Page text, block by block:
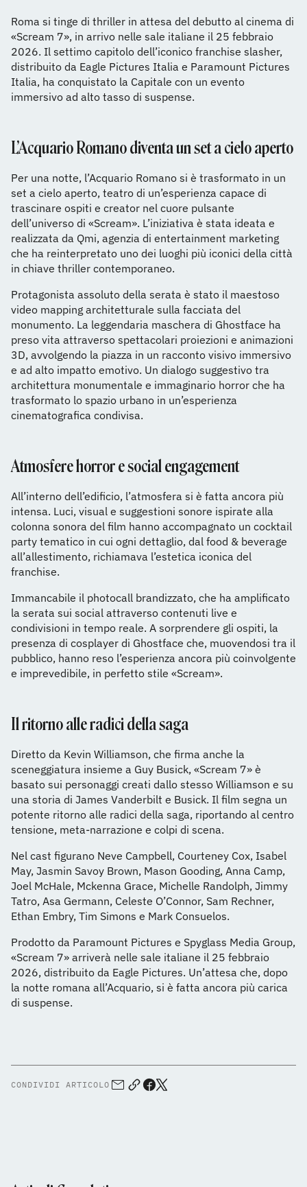
Roma si tinge di thriller in attesa del debutto al cinema di
«Scream 7», in arrivo nelle sale italiane il 25 febbraio
2026. Il settimo capitolo dell’iconico franchise slasher,
distribuito da Eagle Pictures Italia e Paramount Pictures
Italia, ha conquistato la Capitale con un evento
immersivo ad alto tasso di suspense.
L’Acquario Romano diventa un set a cielo aperto
Per una notte, l’Acquario Romano si è trasformato in un
set a cielo aperto, teatro di un’esperienza capace di
trascinare ospiti e creator nel cuore pulsante
dell’universo di «Scream». L’iniziativa è stata ideata e
realizzata da Qmi, agenzia di entertainment marketing
che ha reinterpretato uno dei luoghi più iconici della città
in chiave thriller contemporaneo.
Protagonista assoluto della serata è stato il maestoso
video mapping architetturale sulla facciata del
monumento. La leggendaria maschera di Ghostface ha
preso vita attraverso spettacolari proiezioni e animazioni
3D, avvolgendo la piazza in un racconto visivo immersivo
e ad alto impatto emotivo. Un dialogo suggestivo tra
architettura monumentale e immaginario horror che ha
trasformato lo spazio urbano in un’esperienza
cinematografica condivisa.
Atmosfere horror e social engagement
All’interno dell’edificio, l’atmosfera si è fatta ancora più
intensa. Luci, visual e suggestioni sonore ispirate alla
colonna sonora del film hanno accompagnato un cocktail
party tematico in cui ogni dettaglio, dal food & beverage
all’allestimento, richiamava l’estetica iconica del
franchise.
Immancabile il photocall brandizzato, che ha amplificato
la serata sui social attraverso contenuti live e
condivisioni in tempo reale. A sorprendere gli ospiti, la
presenza di cosplayer di Ghostface che, muovendosi tra il
pubblico, hanno reso l’esperienza ancora più coinvolgente
e imprevedibile, in perfetto stile «Scream».
Il ritorno alle radici della saga
Diretto da Kevin Williamson, che firma anche la
sceneggiatura insieme a Guy Busick, «Scream 7» è
basato sui personaggi creati dallo stesso Williamson e su
una storia di James Vanderbilt e Busick. Il film segna un
potente ritorno alle radici della saga, riportando al centro
tensione, meta-narrazione e colpi di scena.
Nel cast figurano Neve Campbell, Courteney Cox, Isabel
May, Jasmin Savoy Brown, Mason Gooding, Anna Camp,
Joel McHale, Mckenna Grace, Michelle Randolph, Jimmy
Tatro, Asa Germann, Celeste O’Connor, Sam Rechner,
Ethan Embry, Tim Simons e Mark Consuelos.
Prodotto da Paramount Pictures e Spyglass Media Group,
«Scream 7» arriverà nelle sale italiane il 25 febbraio
2026, distribuito da Eagle Pictures. Un’attesa che, dopo
la notte romana all’Acquario, si è fatta ancora più carica
di suspense.
CONDIVIDI ARTICOLO